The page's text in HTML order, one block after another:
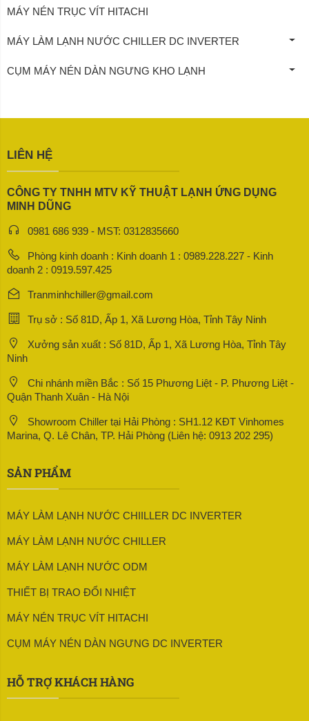
MÁY NÉN TRỤC VÍT HITACHI
MÁY LÀM LẠNH NƯỚC CHILLER DC INVERTER
CỤM MÁY NÉN DÀN NGƯNG KHO LẠNH
LIÊN HỆ
CÔNG TY TNHH MTV KỸ THUẬT LẠNH ỨNG DỤNG
MINH DŨNG
0981 686 939 - MST: 0312835660
Phòng kinh doanh : Kinh doanh 1 : 0989.228.227 - Kinh
doanh 2 : 0919.597.425
Tranminhchiller@gmail.com
Trụ sở : Số 81D, Ấp 1, Xã Lương Hòa, Tỉnh Tây Ninh
Xưởng sản xuất : Số 81D, Ấp 1, Xã Lương Hòa, Tỉnh Tây
Ninh
Chi nhánh miền Bắc : Số 15 Phương Liệt - P. Phương Liệt -
Quận Thanh Xuân - Hà Nội
Showroom Chiller tại Hải Phòng : SH1.12 KĐT Vinhomes
Marina, Q. Lê Chân, TP. Hải Phòng (Liên hệ: 0913 202 295)
SẢN PHẨM
MÁY LÀM LẠNH NƯỚC CHIILLER DC INVERTER
MÁY LÀM LẠNH NƯỚC CHILLER
MÁY LÀM LẠNH NƯỚC ODM
THIẾT BỊ TRAO ĐỔI NHIỆT
MÁY NÉN TRỤC VÍT HITACHI
CỤM MÁY NÉN DÀN NGƯNG DC INVERTER
HỖ TRỢ KHÁCH HÀNG